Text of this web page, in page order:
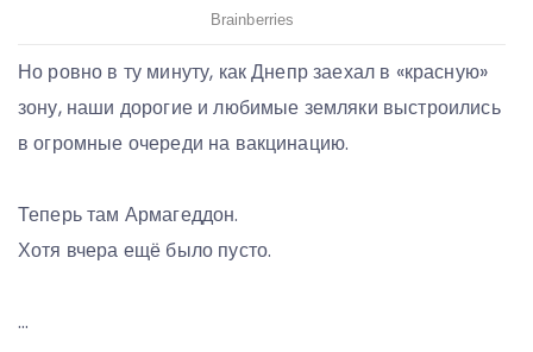
Но ровно в ту минуту, как Днепр заехал в «красную»
зону, наши дорогие и любимые земляки выстроились
в огромные очереди на вакцинацию.
Теперь там Армагеддон.
Хотя вчера ещё было пусто.
…